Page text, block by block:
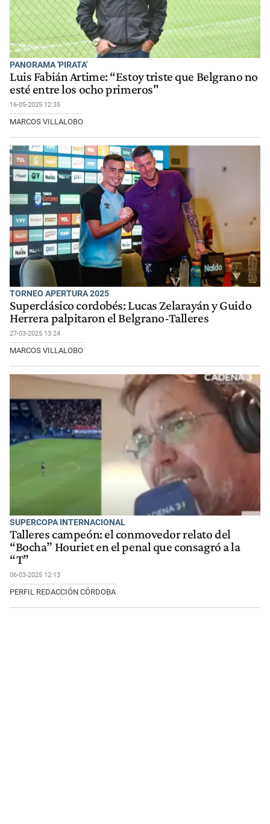
PANORAMA 'PIRATA'
Luis Fabián Artime: “Estoy triste que Belgrano no
esté entre los ocho primeros"
16-05-2025 12:35
MARCOS VILLALOBO
TORNEO APERTURA 2025
Superclásico cordobés: Lucas Zelarayán y Guido
Herrera palpitaron el Belgrano-Talleres
27-03-2025 13:24
MARCOS VILLALOBO
SUPERCOPA INTERNACIONAL
Talleres campeón: el conmovedor relato del
“Bocha” Houriet en el penal que consagró a la
“T”
06-03-2025 12:13
PERFIL REDACCIÓN CÓRDOBA